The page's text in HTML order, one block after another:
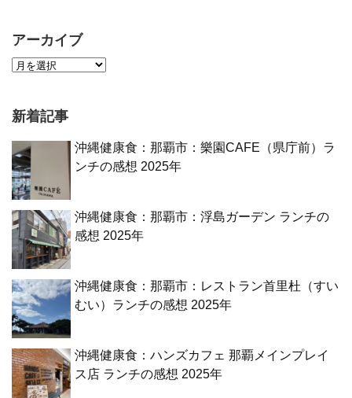
アーカイブ
新着記事
沖縄健康食：那覇市：樂園CAFE（県庁前）ラ
ンチの感想 2025年
沖縄健康食：那覇市：浮島ガーデン ランチの
感想 2025年
沖縄健康食：那覇市：レストラン首里杜（すい
むい）ランチの感想 2025年
沖縄健康食：ハンズカフェ 那覇メインプレイ
ス店 ランチの感想 2025年